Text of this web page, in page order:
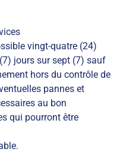
vingt-quatre (24)
jours sur sept (7) sauf
hors du contrôle de
pannes et
au bon
qui pourront être